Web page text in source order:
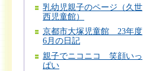
乳幼児親子のページ（久世
西児童館）
京都市大塚児童館 23年度
6月の日記
親子でニコニコ 笑顔いっ
ぱい